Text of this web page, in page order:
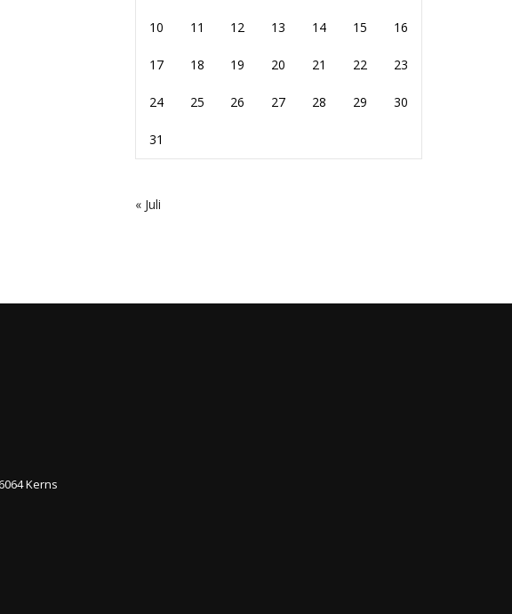
10 11 12 13 14 15 16
17 18 19 20 21 22 23
24 25 26 27 28 29 30
31
« Juli
Kerns